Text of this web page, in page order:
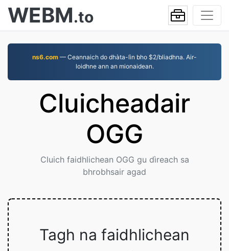
WEBM.to
ns6.com — Ceannaich do dhàta-lìn bho $2/bliadhna. Air-
loidhne ann an mionaidean.
Cluicheadair
OGG
Cluich faidhlichean OGG gu dìreach sa
bhrobhsair agad
Tagh na faidhlichean